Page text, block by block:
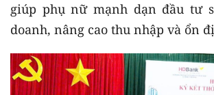
giúp phụ nữ mạnh dạn đầu tư
doanh, nâng cao thu nhập và ổn